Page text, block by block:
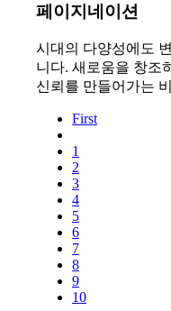
페이지네이션
시대의 다양성에도
니다. 새로움을 창조
신뢰를 만들어가는
First
1
2
3
4
5
6
7
8
9
10